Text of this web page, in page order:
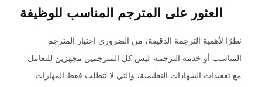
العثور على المترجم المناسب للوظيفة
نظرًا لأهمية الترجمة الدقيقة، من الضروري اختيار المترجم
المناسب أو خدمة الترجمة. ليس كل المترجمين مجهزين للتعامل
مع تعقيدات الشهادات التعليمية، والتي لا تتطلب فقط المهارات